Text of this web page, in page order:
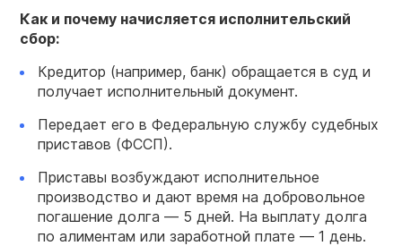
Как и почему начисляется исполнительский
сбор:
Кредитор (например, банк) обращается в суд и
получает исполнительный документ.
Передает его в Федеральную службу судебных
приставов (ФССП).
Приставы возбуждают исполнительное
производство и дают время на добровольное
погашение долга — 5 дней. На выплату долга
по алиментам или заработной плате — 1 день.